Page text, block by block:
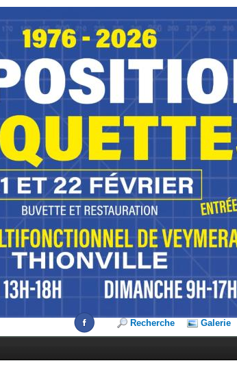
Recherche Galerie